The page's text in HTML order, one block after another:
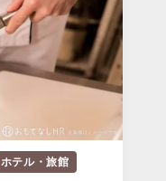
ホテル・旅館